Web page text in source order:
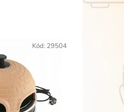
Kód: 29504